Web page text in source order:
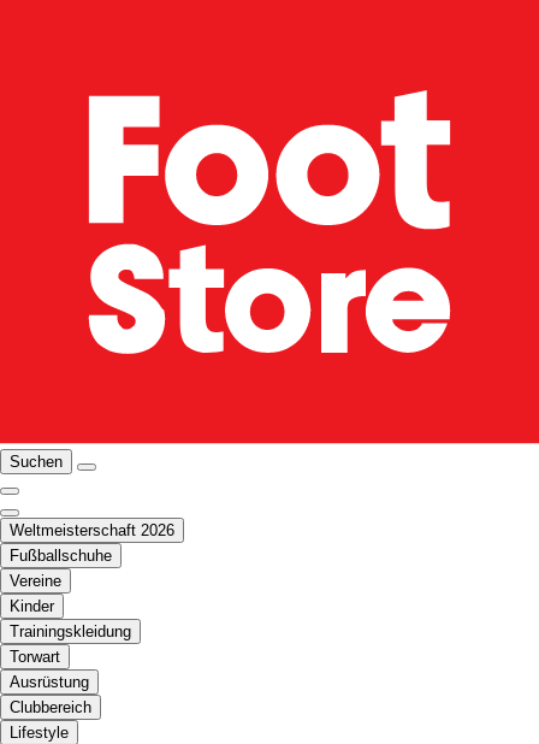
Suchen
Weltmeisterschaft 2026
Fußballschuhe
Vereine
Kinder
Trainingskleidung
Torwart
Ausrüstung
Clubbereich
Lifestyle